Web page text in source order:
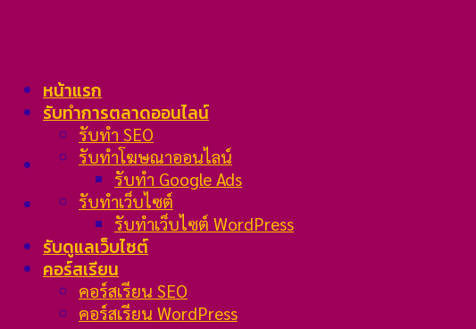
หน้าแรก
รับทำการตลาดออนไลน์
รับทำ SEO
รับทำโฆษณาออนไลน์
รับทำ Google Ads
รับทำเว็บไซต์
รับทำเว็บไซต์ WordPress
รับดูแลเว็บไซต์
คอร์สเรียน
คอร์สเรียน SEO
คอร์สเรียน WordPress